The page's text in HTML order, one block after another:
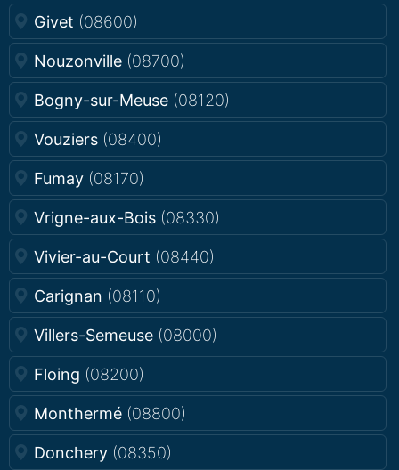
Givet (08600)
Nouzonville (08700)
Bogny-sur-Meuse (08120)
Vouziers (08400)
Fumay (08170)
Vrigne-aux-Bois (08330)
Vivier-au-Court (08440)
Carignan (08110)
Villers-Semeuse (08000)
Floing (08200)
Monthermé (08800)
Donchery (08350)